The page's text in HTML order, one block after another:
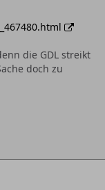
die GDL streikt
doch zu